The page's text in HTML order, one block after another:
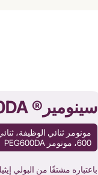
سينومير® PEG600DA
مونومر ثنائي الوظيفة،
600، مونومر PEG600DA